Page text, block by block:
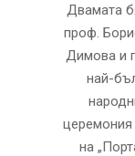
Двамата
проф.
Димова и
най-
церемония
на